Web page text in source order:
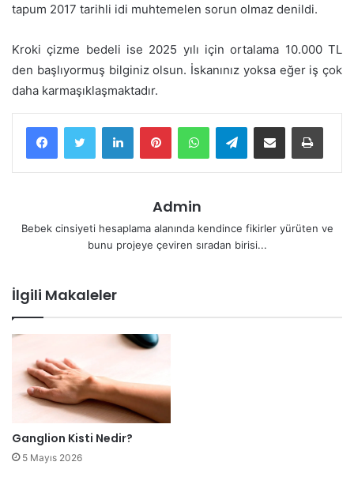
tapum 2017 tarihli idi muhtemelen sorun olmaz denildi.
Kroki çizme bedeli ise 2025 yılı için ortalama 10.000 TL
den başlıyormuş bilginiz olsun. İskanınız yoksa eğer iş çok
daha karmaşıklaşmaktadır.
LinkedInPinterestWhatsAppTelegramE-Posta ile paylaş Yazdır
Admin
Bebek cinsiyeti hesaplama alanında kendince fikirler yürüten ve
bunu projeye çeviren sıradan birisi...
İlgili Makaleler
Ganglion Kisti Nedir?
5 Mayıs 2026